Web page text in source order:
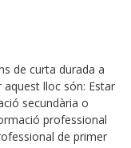
de curta durada a
aquest lloc són: Estar
secundària o
professional
de primer